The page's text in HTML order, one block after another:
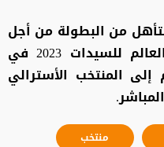
من البطولة من أجل
تمثيل قارة آسيا في كأس العالم للسيدات 2023 في
إلى المنتخب الأسترالي
منتخب